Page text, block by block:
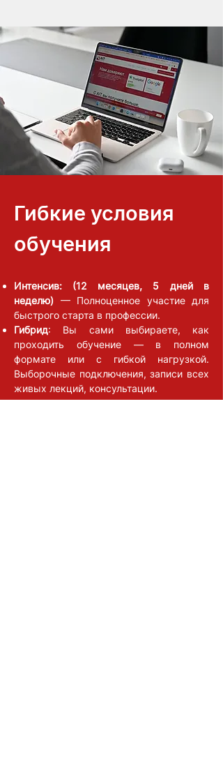
Гибкие условия
обучения
Интенсив: (12 месяцев, 5 дней в
неделю) — Полноценное участие для
быстрого старта в профессии.
Гибрид: Вы сами выбираете, как
проходить обучение — в полном
формате или с гибкой нагрузкой.
Выборочные подключения, записи всех
живых лекций, консультации.